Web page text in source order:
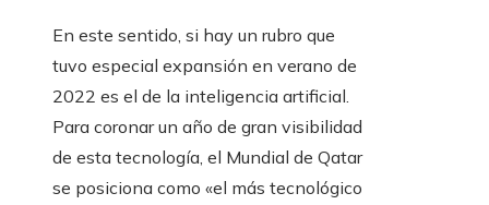
En este sentido, si hay un rubro que
tuvo especial expansión en verano de
2022 es el de la inteligencia artificial.
Para coronar un año de gran visibilidad
de esta tecnología, el Mundial de Qatar
se posiciona como «el más tecnológico